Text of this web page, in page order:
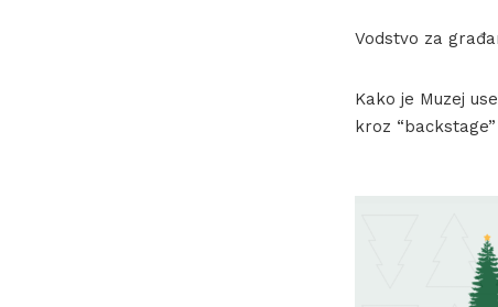
Vodstvo za
Kako je Muzej
kroz